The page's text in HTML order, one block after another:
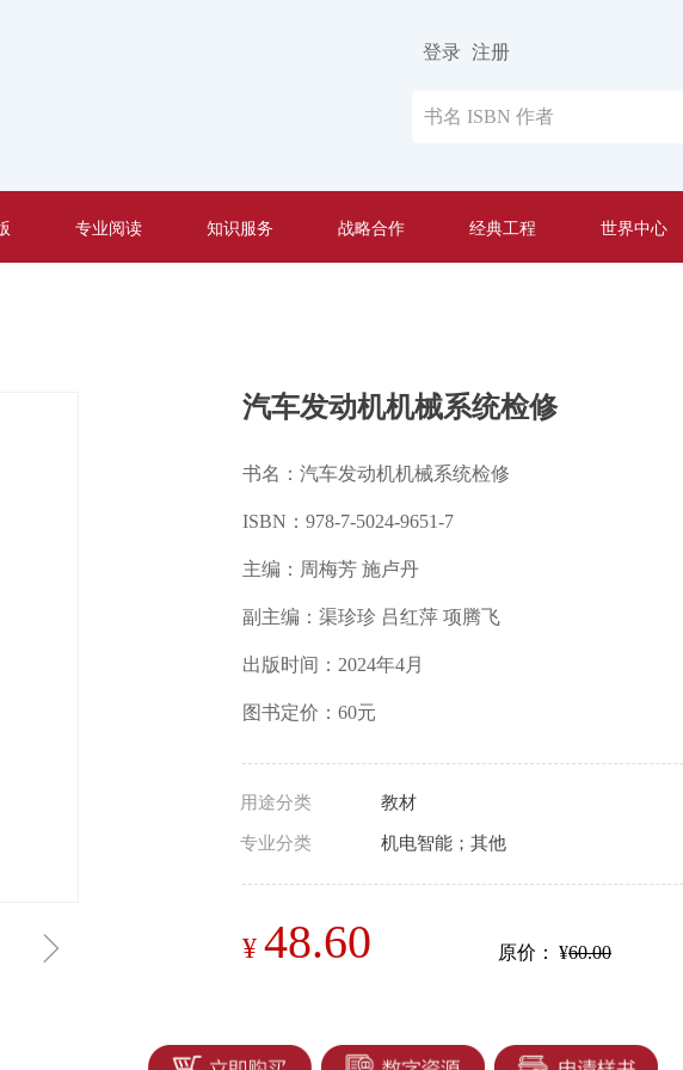
登录 注册
专业阅读 知识服务 战略合作 经典工程 世界中心
ꁇ
汽车发动机机械系统检修
书名：汽车发动机机械系统检修
ISBN：978-7-5024-9651-7
主编：周梅芳 施卢丹
副主编：渠珍珍 吕红萍 项腾飞
出版时间：2024年4月
图书定价：60元
¥ 48.60
用途分类 教材
专业分类 机电智能；其他
原价： ¥60.00